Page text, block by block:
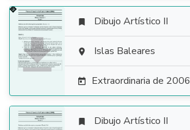

 Dibujo Artístico II
 Islas Baleares
 Extraordinaria de 2006
 Dibujo Artístico II